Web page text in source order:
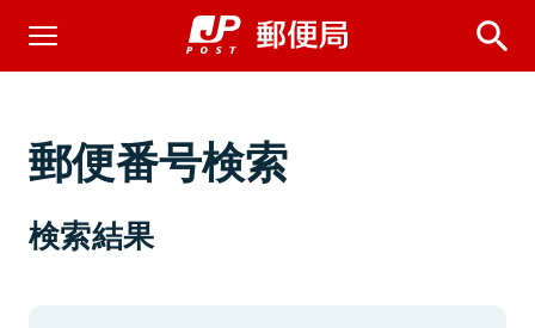
郵便番号検索
検索結果